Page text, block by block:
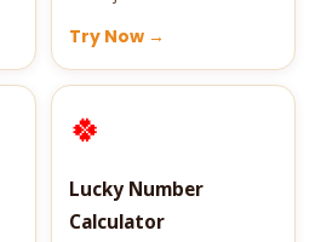
Try Now →
🍀
Lucky Number
Calculator